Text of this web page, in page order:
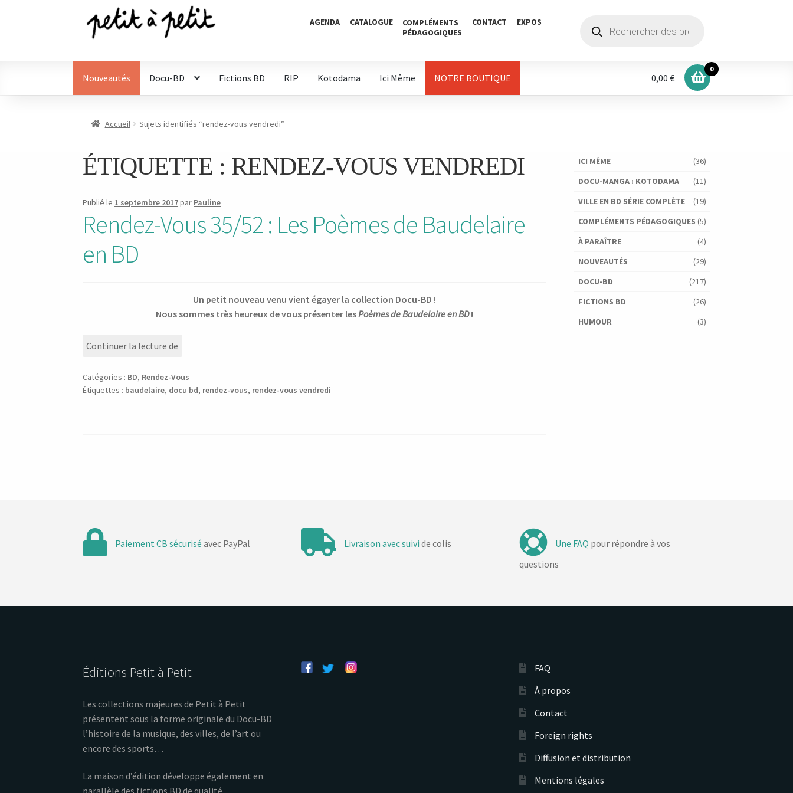
Aller
navigation
Aller
AGENDA CATALOGUE
COMPLÉMENTS
PÉDAGOGIQUES
CONTACT EXPOS
produits
Nouveautés Docu-BD Fictions BD RIP Kotodama Ici Même NOTRE BOUTIQUE 0,00 €
0
Accueil Sujets identifiés “rendez-vous vendredi”
ÉTIQUETTE : RENDEZ-VOUS VENDREDI
Publié le 1 septembre 2017par Pauline
Rendez-Vous 35/52 : Les Poèmes de Baudelaire
en BD
Un petit nouveau venu vient égayer la collection Docu-BD !
Nous sommes très heureux de vous présenter lesPoèmes de Baudelaire en BD!
Continuer la lecture de
35/52
:
Catégories : BD, Rendez-Vous
Étiquettes : baudelaire, docu bd, rendez-vous, rendez-vous vendredi
ICI MÊME
(36)
DOCU-MANGA : KOTODAMA
(11)
VILLE EN BD SÉRIE COMPLÈTE
(19)
COMPLÉMENTS PÉDAGOGIQUES (5)
À PARAÎTRE
(4)
NOUVEAUTÉS
(29)
DOCU-BD
(217)
FICTIONS BD
(26)
HUMOUR
(3)
Paiement CB sécurisé avec PayPal Livraison avec suivi de colis Une FAQ pour répondre à vos
questions
Éditions Petit à Petit
Les collections majeures de Petit à Petit
présentent sous la forme originale du Docu-BD
l’histoire de la musique, des villes, de l’art ou
encore des sports…
La maison d’édition développe également en
FAQ
À propos
Contact
Foreign rights
Diffusion et distribution
Mentions légales